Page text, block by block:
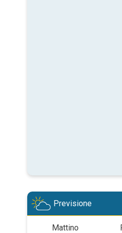
Previsione
Mattino